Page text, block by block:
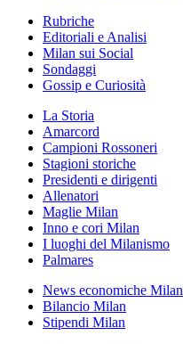
Rubriche
Editoriali e Analisi
Milan sui Social
Sondaggi
Gossip e Curiosità
La Storia
Amarcord
Campioni Rossoneri
Stagioni storiche
Presidenti e dirigenti
Allenatori
Maglie Milan
Inno e cori Milan
I luoghi del Milanismo
Palmares
News economiche Milan
Bilancio Milan
Stipendi Milan